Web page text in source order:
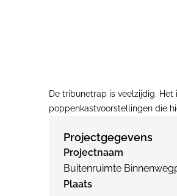
De tribunetrap is veelzijdig.
poppenkastvoorstellingen die
Projectgegevens
Projectnaam
Buitenruimte
Plaats